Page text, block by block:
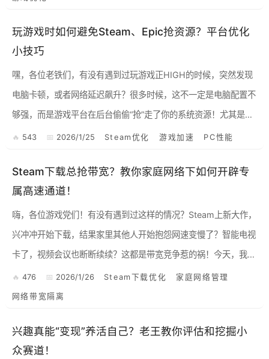
玩游戏时如何避免Steam、Epic抢资源？平台优化
小技巧
嘿，各位老铁们，有没有遇到过玩游戏正HIGH的时候，突然发现
电脑卡顿，或者网络延迟飙升？很多时候，这不一定是电脑配置不
够强，而是游戏平台在后台偷偷“抢”走了你的系统资源！尤其是St
eam和Epic Games这两大平台，后台下载、更新、云...
543 2026/1/25 Steam优化 游戏加速 PC性能
Steam下载总抢带宽？教你家庭网络下如何开辟专
属高速通道！
嗨，各位游戏党们！有没有遇到过这样的情况？Steam上新大作，
兴冲冲开始下载，结果家里其他人开始抱怨网速变慢了？智能电视
卡了，视频会议也断断续续？这都是带宽竞争惹的祸！今天，我就
来跟大家聊聊怎么给Steam下载开个“特权通道”，让你的游戏...
476 2026/1/26 Steam下载优化 家庭网络管理
网络带宽隔离
兴趣真能“变现”养活自己？老王教你评估和挖掘小
众赛道！